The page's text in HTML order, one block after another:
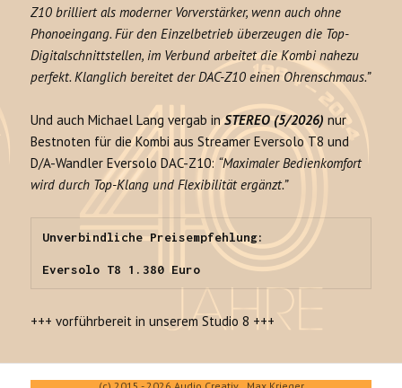
Z10 brilliert als moderner Vorverstärker, wenn auch ohne
Phonoeingang. Für den Einzelbetrieb überzeugen die Top-
Digitalschnittstellen, im Verbund arbeitet die Kombi nahezu
perfekt. Klanglich bereitet der DAC-Z10 einen Ohrenschmaus.”
Und auch Michael Lang vergab inSTEREO (5/2026) nur
Bestnoten für die Kombi aus Streamer Eversolo T8 und
D/A-Wandler Eversolo DAC-Z10: “Maximaler Bedienkomfort
wird durch Top-Klang und Flexibilität ergänzt.”
Unverbindliche Preisempfehlung:
Eversolo T8 1.380 Euro
+++ vorführbereit in unserem Studio 8 +++
(c) 2015 - 2026 Audio Creativ Max Krieger